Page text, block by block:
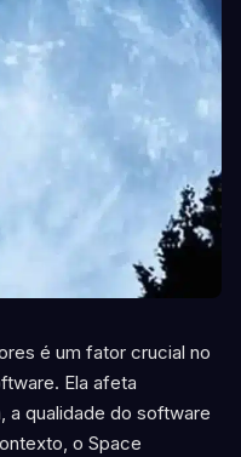
é um fator crucial no
Ela afeta
a qualidade do software
o Space